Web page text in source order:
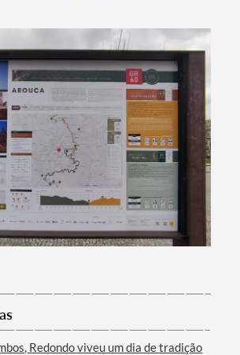
Redondo viveu um dia de tradição